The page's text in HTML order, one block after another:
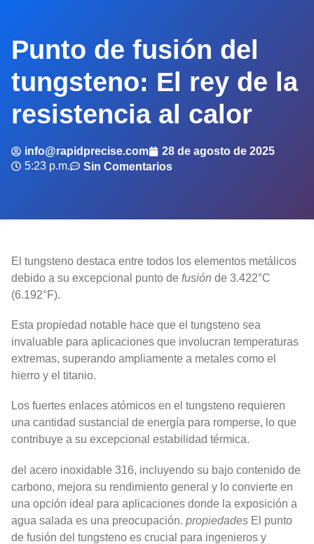
Punto de fusión del
tungsteno: El rey de la
resistencia al calor
info@rapidprecise.com
28 de agosto de 2025
5:23 p.m.
Sin Comentarios
El tungsteno destaca entre todos los elementos metálicos
debido a su excepcional punto de fusión de 3.422°C
(6.192°F).
Esta propiedad notable hace que el tungsteno sea
invaluable para aplicaciones que involucran temperaturas
extremas, superando ampliamente a metales como el
hierro y el titanio.
Los fuertes enlaces atómicos en el tungsteno requieren
una cantidad sustancial de energía para romperse, lo que
contribuye a su excepcional estabilidad térmica.
del acero inoxidable 316, incluyendo su bajo contenido de
carbono, mejora su rendimiento general y lo convierte en
una opción ideal para aplicaciones donde la exposición a
agua salada es una preocupación. propiedades El punto
de fusión del tungsteno es crucial para ingenieros y